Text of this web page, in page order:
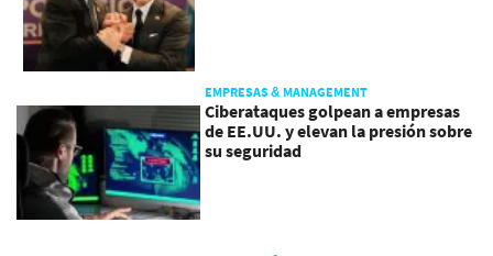
EMPRESAS & MANAGEMENT
Ciberataques golpean a empresas
de EE.UU. y elevan la presión sobre
su seguridad